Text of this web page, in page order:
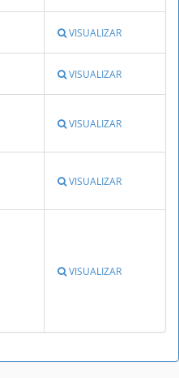
VISUALIZAR
VISUALIZAR
VISUALIZAR
VISUALIZAR
VISUALIZAR